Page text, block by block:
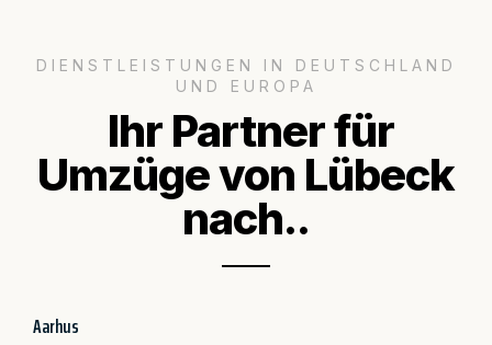
DIENSTLEISTUNGEN IN DEUTSCHLAND
UND EUROPA
Ihr Partner für
Umzüge von Lübeck
nach..
Aarhus